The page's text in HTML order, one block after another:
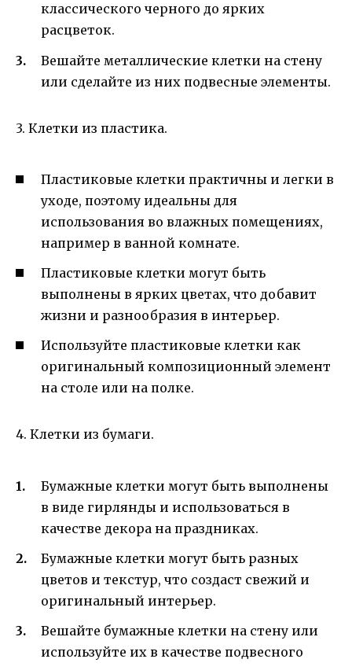
классического черного до ярких
расцветок.
Вешайте металлические клетки на стену
или сделайте из них подвесные элементы.
3. Клетки из пластика.
Пластиковые клетки практичны и легки в
уходе, поэтому идеальны для
использования во влажных помещениях,
например в ванной комнате.
Пластиковые клетки могут быть
выполнены в ярких цветах, что добавит
жизни и разнообразия в интерьер.
Используйте пластиковые клетки как
оригинальный композиционный элемент
на столе или на полке.
4. Клетки из бумаги.
Бумажные клетки могут быть выполнены
в виде гирлянды и использоваться в
качестве декора на праздниках.
Бумажные клетки могут быть разных
цветов и текстур, что создаст свежий и
оригинальный интерьер.
Вешайте бумажные клетки на стену или
используйте их в качестве подвесного